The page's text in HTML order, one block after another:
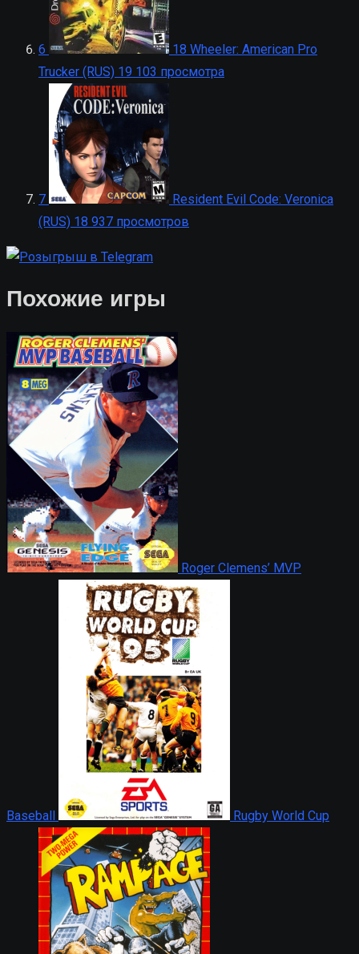
6
18 Wheeler: American Pro
Trucker (RUS) 19 103 просмотра
7
Resident Evil Code: Veronica
(RUS) 18 937 просмотров
Похожие игры
Roger Clemens’ MVP
Baseball Rugby World Cup